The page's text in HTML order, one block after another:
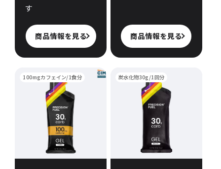
す
商品情報を見る 商品情報を見る
100mgカフェイン/1食分 炭水化物30g/1回分